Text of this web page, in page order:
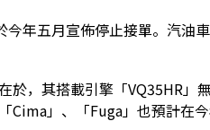
年五月宣佈停止接單。汽油
於，其搭載引擎「VQ35HR」
」、「Fuga」也預計在今